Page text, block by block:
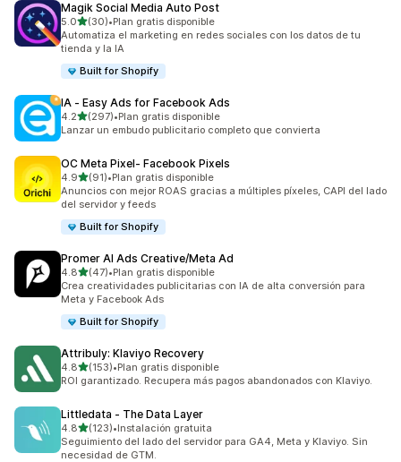
Magik Social Media Auto Post
5.0de 5 estrellas
(30)
30 reseñas en total
•Plan gratis disponible
Automatiza el marketing en redes sociales con los datos de tu
tienda y la IA
Built for Shopify
IA ‑ Easy Ads for Facebook Ads
4.2de 5 estrellas
(297)
297 reseñas en total
•Plan gratis disponible
Lanzar un embudo publicitario completo que convierta
OC Meta Pixel‑ Facebook Pixels
4.9de 5 estrellas
(91)
91 reseñas en total
•Plan gratis disponible
Anuncios con mejor ROAS gracias a múltiples píxeles, CAPI del lado
del servidor y feeds
Built for Shopify
Promer AI Ads Creative/Meta Ad
4.8de 5 estrellas
(47)
47 reseñas en total
•Plan gratis disponible
Crea creatividades publicitarias con IA de alta conversión para
Meta y Facebook Ads
Built for Shopify
Attribuly: Klaviyo Recovery
4.8de 5 estrellas
(153)
153 reseñas en total
•Plan gratis disponible
ROI garantizado. Recupera más pagos abandonados con Klaviyo.
Littledata ‑ The Data Layer
4.8de 5 estrellas
(123)
123 reseñas en total
•Instalación gratuita
Seguimiento del lado del servidor para GA4, Meta y Klaviyo. Sin
necesidad de GTM.